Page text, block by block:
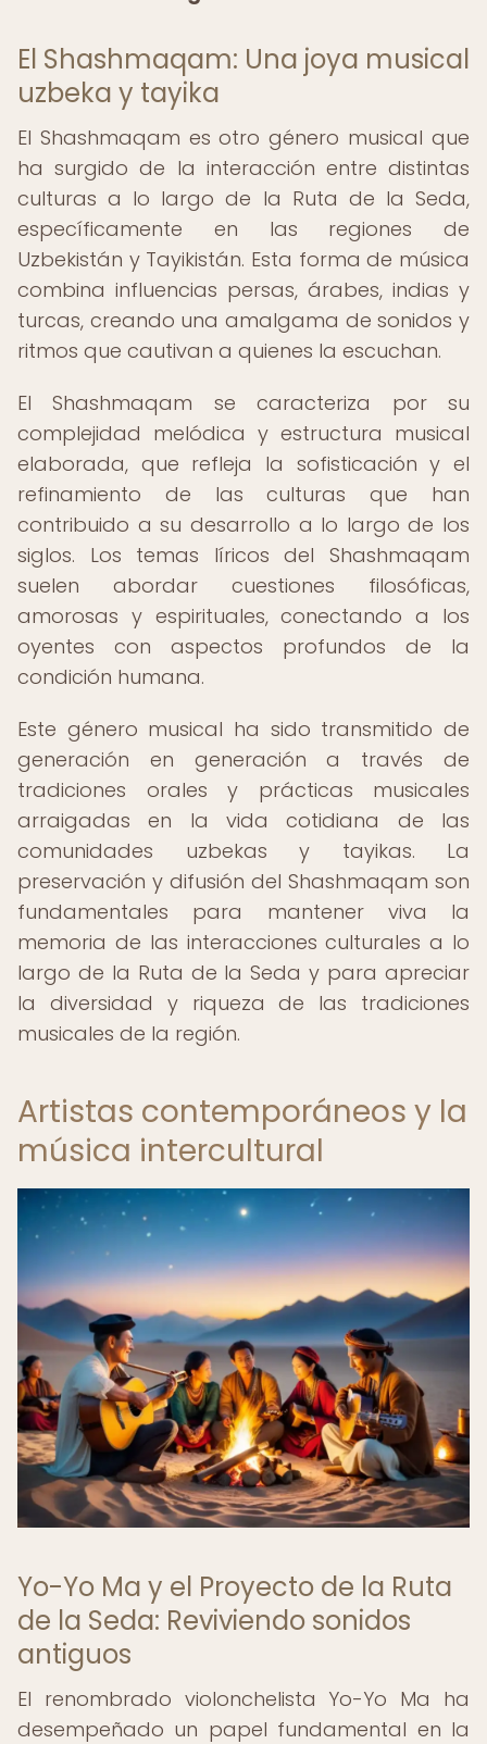
El Shashmaqam: Una joya musical
uzbeka y tayika
El Shashmaqam es otro género musical que
ha surgido de la interacción entre distintas
culturas a lo largo de la Ruta de la Seda,
específicamente en las regiones de
Uzbekistán y Tayikistán. Esta forma de música
combina influencias persas, árabes, indias y
turcas, creando una amalgama de sonidos y
ritmos que cautivan a quienes la escuchan.
El Shashmaqam se caracteriza por su
complejidad melódica y estructura musical
elaborada, que refleja la sofisticación y el
refinamiento de las culturas que han
contribuido a su desarrollo a lo largo de los
siglos. Los temas líricos del Shashmaqam
suelen abordar cuestiones filosóficas,
amorosas y espirituales, conectando a los
oyentes con aspectos profundos de la
condición humana.
Este género musical ha sido transmitido de
generación en generación a través de
tradiciones orales y prácticas musicales
arraigadas en la vida cotidiana de las
comunidades uzbekas y tayikas. La
preservación y difusión del Shashmaqam son
fundamentales para mantener viva la
memoria de las interacciones culturales a lo
largo de la Ruta de la Seda y para apreciar
la diversidad y riqueza de las tradiciones
musicales de la región.
Artistas contemporáneos y la
música intercultural
Yo-Yo Ma y el Proyecto de la Ruta
de la Seda: Reviviendo sonidos
antiguos
El renombrado violonchelista Yo-Yo Ma ha
desempeñado un papel fundamental en la